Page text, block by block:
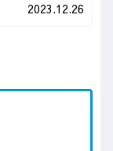
2023.12.26